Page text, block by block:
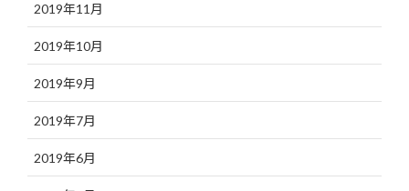
2019年11月
2019年10月
2019年9月
2019年7月
2019年6月